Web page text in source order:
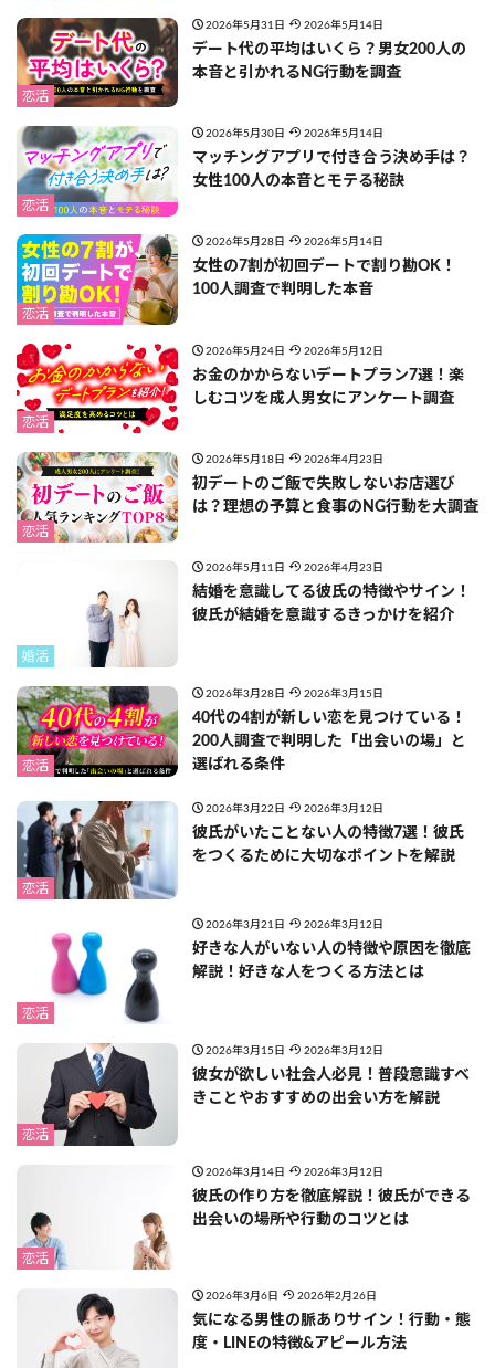
恋活
2026年5月31日 2026年5月14日
デート代の平均はいくら？男女200人の
本音と引かれるNG行動を調査
恋活
2026年5月30日 2026年5月14日
マッチングアプリで付き合う決め手は？
女性100人の本音とモテる秘訣
恋活
2026年5月28日 2026年5月14日
女性の7割が初回デートで割り勘OK！
100人調査で判明した本音
恋活
2026年5月24日 2026年5月12日
お金のかからないデートプラン7選！楽
しむコツを成人男女にアンケート調査
恋活
2026年5月18日 2026年4月23日
初デートのご飯で失敗しないお店選び
は？理想の予算と食事のNG行動を大調査
婚活
2026年5月11日 2026年4月23日
結婚を意識してる彼氏の特徴やサイン！
彼氏が結婚を意識するきっかけを紹介
恋活
2026年3月28日 2026年3月15日
40代の4割が新しい恋を見つけている！
200人調査で判明した「出会いの場」と
選ばれる条件
恋活
2026年3月22日 2026年3月12日
彼氏がいたことない人の特徴7選！彼氏
をつくるために大切なポイントを解説
恋活
2026年3月21日 2026年3月12日
好きな人がいない人の特徴や原因を徹底
解説！好きな人をつくる方法とは
恋活
2026年3月15日 2026年3月12日
彼女が欲しい社会人必見！普段意識すべ
きことやおすすめの出会い方を解説
恋活
2026年3月14日 2026年3月12日
彼氏の作り方を徹底解説！彼氏ができる
出会いの場所や行動のコツとは
2026年3月6日 2026年2月26日
気になる男性の脈ありサイン！行動・態
度・LINEの特徴&アピール方法